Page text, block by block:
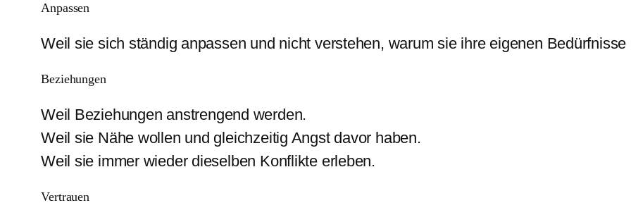
Anpassen
Weil sie sich ständig anpassen und nicht verstehen, warum sie ihre eigenen
Beziehungen
Weil Beziehungen anstrengend werden.
Weil sie Nähe wollen und gleichzeitig Angst davor haben.
Weil sie immer wieder dieselben Konflikte erleben.
Vertrauen